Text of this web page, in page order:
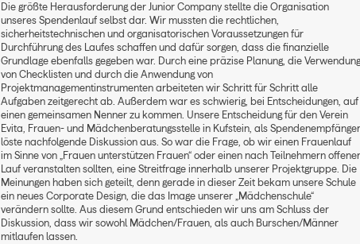
Die größte Herausforderung der Junior Company stellte die Organisation
unseres Spendenlauf selbst dar. Wir mussten die rechtlichen,
sicherheitstechnischen und organisatorischen Voraussetzungen für
Durchführung des Laufes schaffen und dafür sorgen, dass die finanzielle
Grundlage ebenfalls gegeben war. Durch eine präzise Planung, die
von Checklisten und durch die Anwendung von
Projektmanagementinstrumenten arbeiteten wir Schritt für Schritt alle
Aufgaben zeitgerecht ab. Außerdem war es schwierig, bei Entscheidungen, auf
einen gemeinsamen Nenner zu kommen. Unsere Entscheidung für den Verein
Evita, Frauen- und Mädchenberatungsstelle in Kufstein, als Spendenempfänger
löste nachfolgende Diskussion aus. So war die Frage, ob wir einen Frauenlauf
im Sinne von „Frauen unterstützen Frauen“ oder einen nach Teilnehmern
Lauf veranstalten sollten, eine Streitfrage innerhalb unserer Projektgruppe. Die
Meinungen haben sich geteilt, denn gerade in dieser Zeit bekam unsere Schule
ein neues Corporate Design, die das Image unserer „Mädchenschule“
verändern sollte. Aus diesem Grund entschieden wir uns am Schluss der
Diskussion, dass wir sowohl Mädchen/Frauen, als auch Burschen/Männer
mitlaufen lassen.